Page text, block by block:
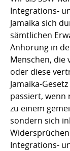
Integrations-
Jamaika sich
sämtlichen
Anhörung in
Menschen, die
oder diese
Jamaika-
passiert, wenn
zu einem
sondern sich
Integrations-